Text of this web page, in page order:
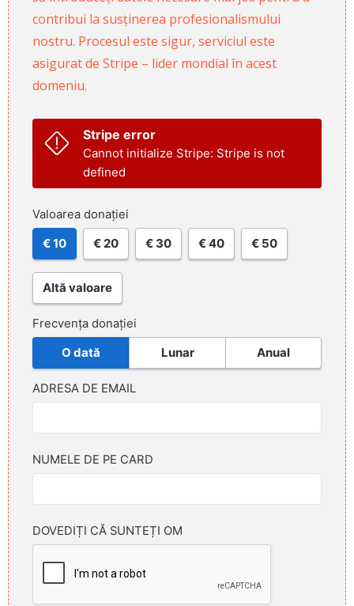
contribui la susținerea profesionalismului
nostru. Procesul este sigur, serviciul este
asigurat de Stripe – lider mondial în acest
domeniu.
Stripe error
Cannot initialize Stripe: Stripe is not
defined
Valoarea donației
€ 10 € 20 € 30 € 40 € 50
Altă valoare
Frecvența donației
O dată Lunar Anual
ADRESA DE EMAIL
NUMELE DE PE CARD
DOVEDIȚI CĂ SUNTEȚI OM